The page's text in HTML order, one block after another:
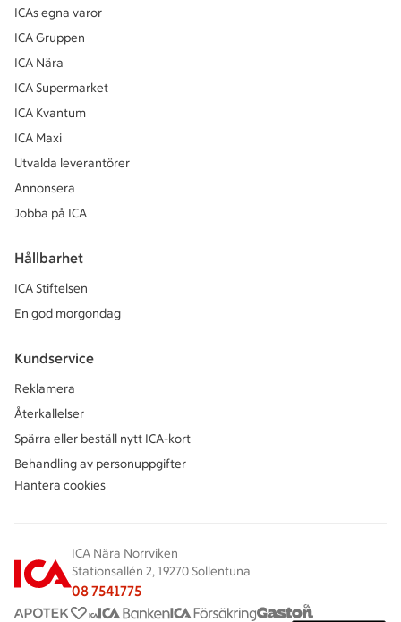
ICAs egna varor
ICA Gruppen
ICA Nära
ICA Supermarket
ICA Kvantum
ICA Maxi
Utvalda leverantörer
Annonsera
Jobba på ICA
Hållbarhet
ICA Stiftelsen
En god morgondag
Kundservice
Reklamera
Återkallelser
Spärra eller beställ nytt ICA-kort
Behandling av personuppgifter
Hantera cookies
ICA Nära Norrviken
Stationsallén 2, 19270 Sollentuna
08 7541775